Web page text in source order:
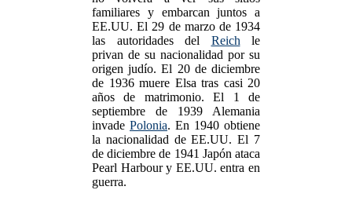
familiares y embarcan juntos a
EE.UU. El 29 de marzo de 1934
las autoridades del Reich le
privan de su nacionalidad por su
origen judío. El 20 de diciembre
de 1936 muere Elsa tras casi 20
años de matrimonio. El 1 de
septiembre de 1939 Alemania
invade Polonia. En 1940 obtiene
la nacionalidad de EE.UU. El 7
de diciembre de 1941 Japón ataca
Pearl Harbour y EE.UU. entra en
guerra.